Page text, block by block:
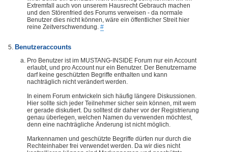
Extremfall auch von unserem Hausrecht Gebrauch machen
und den Störenfried des Forums verweisen - da normale
Benutzer dies nicht können, wäre ein öffentlicher Streit hier
reine Zeitverschwendung. #
Benutzeraccounts
Pro Benutzer ist im MUSTANG-INSIDE Forum nur ein Account
erlaubt, und pro Account nur ein Benutzer. Der Benutzername
darf keine geschützten Begriffe enthalten und kann
nachträglich nicht verändert werden.
In einem Forum entwickeln sich häufig längere Diskussionen.
Hier sollte sich jeder Teilnehmer sicher sein können, mit wem
er gerade diskutiert. Du solltest dir daher vor der Registrierung
genau überlegen, welchen Namen du verwenden möchtest,
denn eine nachträgliche Änderung ist nicht möglich.
Markennamen und geschützte Begriffe dürfen nur durch die
Rechteinhaber frei verwendet werden. Da wir dies nicht